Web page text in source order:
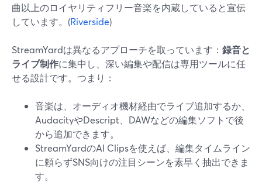
曲以上のロイヤリティフリー音楽を内蔵していると宣伝
しています。(Riverside)
StreamYardは異なるアプローチを取っています： 録音と
ライブ制作に集中し、深い編集や配信は専用ツールに任
せる設計です。つまり：
音楽は、オーディオ機材経由でライブ追加するか、
AudacityやDescript、DAWなどの編集ソフトで後
から追加できます。
StreamYardのAI Clipsを使えば、編集タイムライン
に頼らずSNS向けの注目シーンを素早く抽出できま
す。